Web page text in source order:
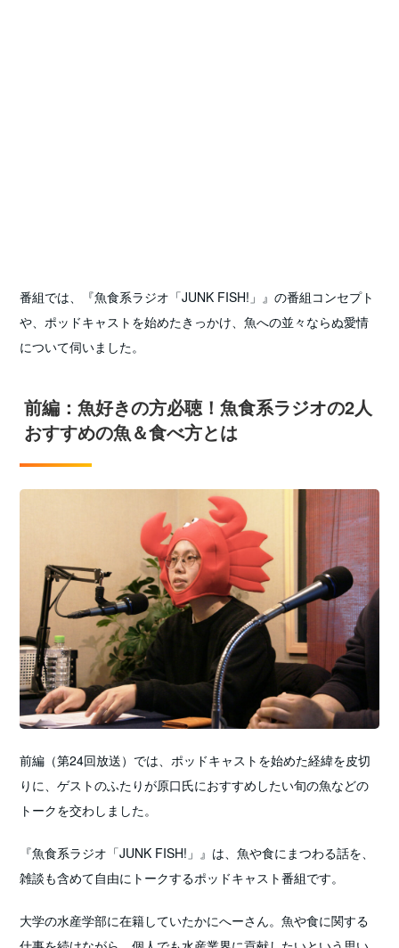
番組では、『魚食系ラジオ「JUNK FISH!」』の番組コンセプト
や、ポッドキャストを始めたきっかけ、魚への並々ならぬ愛情
について伺いました。
前編：魚好きの方必聴！魚食系ラジオの2人
おすすめの魚＆食べ方とは
前編（第24回放送）では、ポッドキャストを始めた経緯を皮切
りに、ゲストのふたりが原口氏におすすめしたい旬の魚などの
トークを交わしました。
『魚食系ラジオ「JUNK FISH!」』は、魚や食にまつわる話を、
雑談も含めて自由にトークするポッドキャスト番組です。
大学の水産学部に在籍していたかにへーさん。魚や食に関する